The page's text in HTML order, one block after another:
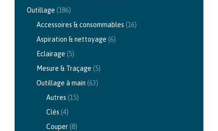
Outillage (186)
Accessoires & consommables (16)
Aspiration & nettoyage (6)
Eclairage (5)
Mesure & Traçage (5)
Outillage à main (63)
Autres (15)
Clés (4)
Couper(8)